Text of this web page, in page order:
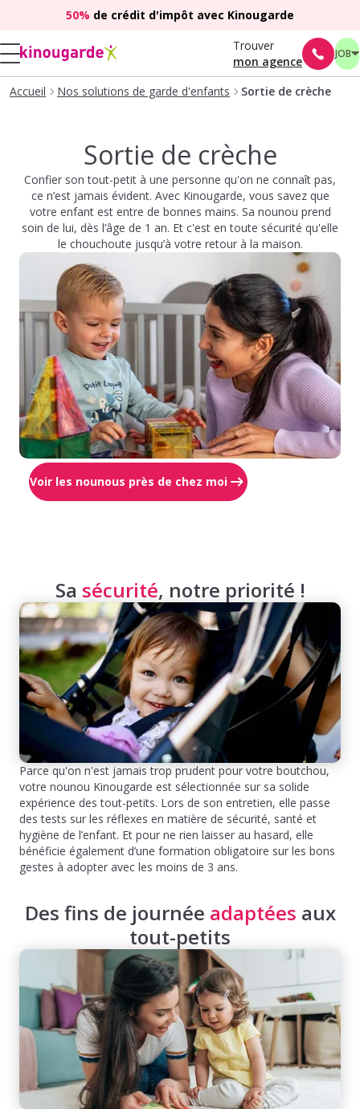
50% de crédit d'impôt avec Kinougarde
Trouver
mon agence
JOB
Accueil Nos solutions de garde d'enfants Sortie de crèche
Sortie de crèche
Confier son tout-petit à une personne qu'on ne connaît pas,
ce n’est jamais évident. Avec Kinougarde, vous savez que
votre enfant est entre de bonnes mains. Sa nounou prend
soin de lui, dès l’âge de 1 an. Et c'est en toute sécurité qu'elle
le chouchoute jusqu’à votre retour à la maison.
Voir les nounous près de chez moi
Sa sécurité, notre priorité !
Parce qu'on n'est jamais trop prudent pour votre boutchou,
votre nounou Kinougarde est sélectionnée sur sa solide
expérience des tout-petits. Lors de son entretien, elle passe
des tests sur les réflexes en matière de sécurité, santé et
hygiène de l’enfant. Et pour ne rien laisser au hasard, elle
bénéficie également d’une formation obligatoire sur les bons
gestes à adopter avec les moins de 3 ans.
Des fins de journée adaptées aux
tout-petits